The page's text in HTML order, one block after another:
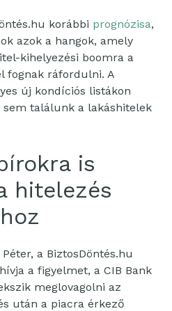
korábbi prognózisa,
azok a hangok, amely
kihelyezési boomra a
fognak ráfordulni. A
új kondíciós listákon
találunk a lakáshitelek
is
hitelezés
a BiztosDöntés.hu
a figyelmet, a CIB Bank
meglovagolni az
után a piacra érkező